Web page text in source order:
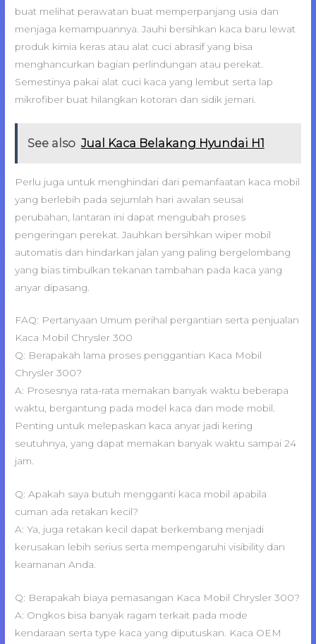
buat melihat perawatan buat memperpanjang usia dan
menjaga kemampuannya. Jauhi bersihkan kaca baru lewat
produk kimia keras atau alat cuci abrasif yang bisa
menghancurkan bagian perlindungan atau perekat.
Semestinya pakai alat cuci kaca yang lembut serta lap
mikrofiber buat hilangkan kotoran dan sidik jemari.
See also Jual Kaca Belakang Hyundai H1
Perlu juga untuk menghindari dari pemanfaatan kaca mobil
yang berlebih pada sejumlah hari awalan seusai
perubahan, lantaran ini dapat mengubah proses
pengeringan perekat. Jauhkan bersihkan wiper mobil
automatis dan hindarkan jalan yang paling bergelombang
yang bias timbulkan tekanan tambahan pada kaca yang
anyar dipasang.
FAQ: Pertanyaan Umum perihal pergantian serta penjualan
Kaca Mobil Chrysler 300
Q: Berapakah lama proses penggantian Kaca Mobil
Chrysler 300?
A: Prosesnya rata-rata memakan banyak waktu beberapa
waktu, bergantung pada model kaca dan mode mobil.
Penting untuk melepaskan kaca anyar jadi kering
seutuhnya, yang dapat memakan banyak waktu sampai 24
jam.
Q: Apakah saya butuh mengganti kaca mobil apabila
cuman ada retakan kecil?
A: Ya, juga retakan kecil dapat berkembang menjadi
kerusakan lebih serius serta mempengaruhi visibility dan
keamanan Anda.
Q: Berapakah biaya pemasangan Kaca Mobil Chrysler 300?
A: Ongkos bisa banyak ragam terkait pada mode
kendaraan serta type kaca yang diputuskan. Kaca OEM